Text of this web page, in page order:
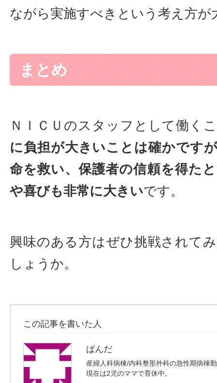
ながら実施すべきという考え方が
まとめ
ＮＩＣＵのスタッフとして働く
に負担が大きいことは確かです
命を救い、保護者の信頼を得た
や喜びも非常に大きいです。
興味のある方はぜひ挑戦されて
しょうか。
この記事を書いた人
ぱんだ
産婦人科病棟/内科整形外科の急性期病棟
現在は2児のママで育休中。